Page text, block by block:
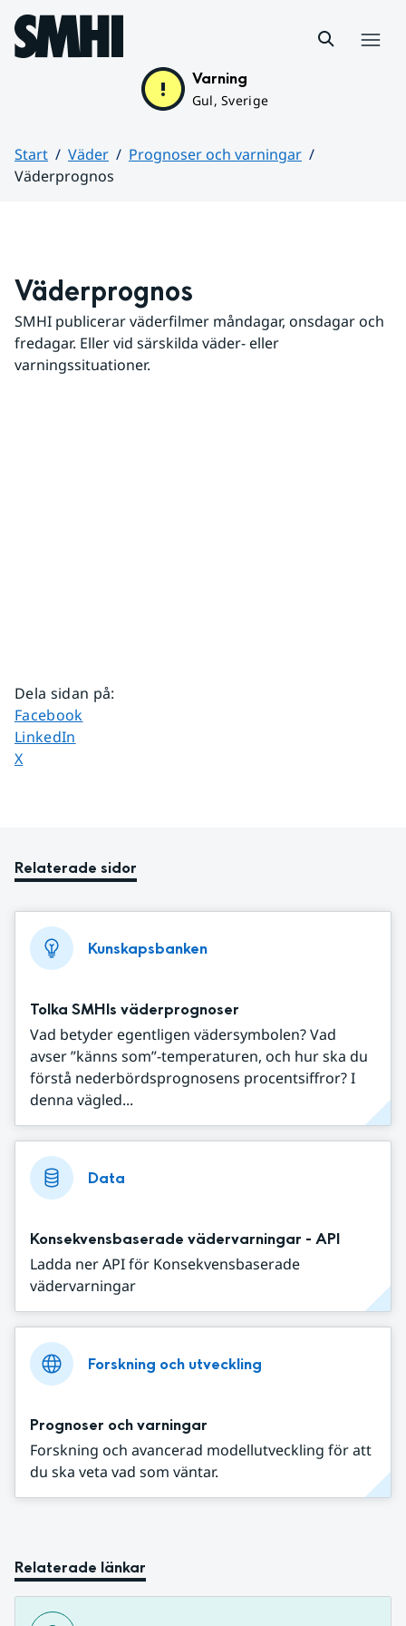
Hoppa till sidans innehåll
Varning
Gul, Sverige
Start Väder
Prognoser och varningar
Väderprognos
Väderprognos
SMHI publicerar väderfilmer måndagar, onsdagar och
fredagar. Eller vid särskilda väder- eller
varningssituationer.
Dela sidan på:
Dela sidan på
Facebook
Dela sidan på
LinkedIn
Dela sidan på
X
Relaterade sidor
Kunskapsbanken
Tolka SMHIs väderprognoser
Vad betyder egentligen vädersymbolen? Vad
avser ”känns som”-temperaturen, och hur ska du
förstå nederbördsprognosens procentsiffror? I
denna vägled...
Data
Konsekvensbaserade vädervarningar - API
Ladda ner API för Konsekvensbaserade
vädervarningar
Forskning och utveckling
Prognoser och varningar
Forskning och avancerad modellutveckling för att
du ska veta vad som väntar.
Relaterade länkar